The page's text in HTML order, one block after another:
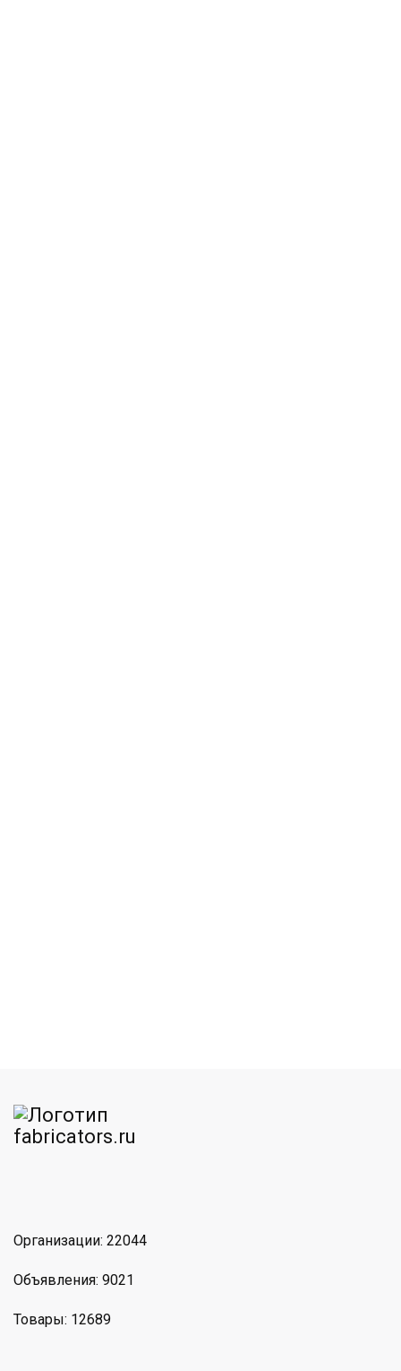
Организации: 22044
Объявления: 9021
Товары: 12689